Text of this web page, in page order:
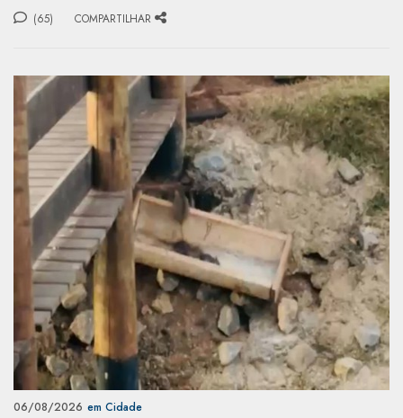
(65) COMPARTILHAR
06/08/2026 em Cidade